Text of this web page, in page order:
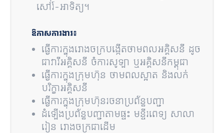
សៅរ៍-អាទិត្យ។
ឱកាសការងារ៖
ធ្វើការក្នុងរោងចក្របង្កើតថាមពលអគ្គិសនី ដូច
ជាវារីអគ្គិសនី ចំការសូឡា ឬអគ្គិសនីកម្ពុជា
ធ្វើការក្នុងក្រុមហ៊ុន ថាមពលស្អាត និងលក់
បរិក្ខាអគ្គិសនី
ធ្វើការក្នុងក្រុមហ៊ុនរចនាប្រព័ន្ធបញ្ជា
ដំឡើងប្រព័ន្ធបញ្ជាតាមផ្ទះ មន្ទីរពេទ្យ សាលា
រៀន រោងចក្រជាដើម